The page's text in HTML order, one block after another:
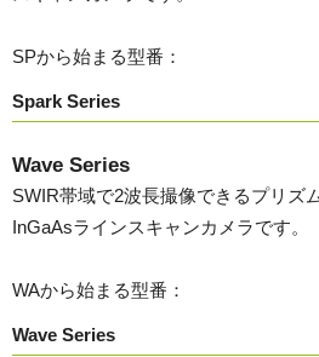
SPから始まる型番：
Spark Series
Wave Series
SWIR帯域で2波長撮像できるプリズ
InGaAsラインスキャンカメラです。
WAから始まる型番：
Wave Series